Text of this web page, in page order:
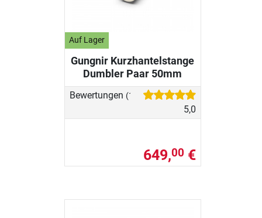
Auf Lager
Gungnir Kurzhantelstange
Dumbler Paar 50mm
Bewertungen (1)
5,0
649,00 €